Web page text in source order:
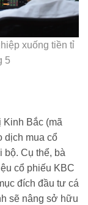
xuống tiền tỉ
5
Bắc (mã
dịch mua cổ
Cụ thể, bà
cổ phiếu KBC
đích đầu tư cá
sẽ nâng sở hữu